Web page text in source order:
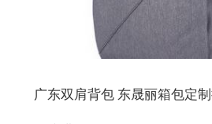
广东双肩背包 东晟丽箱包定